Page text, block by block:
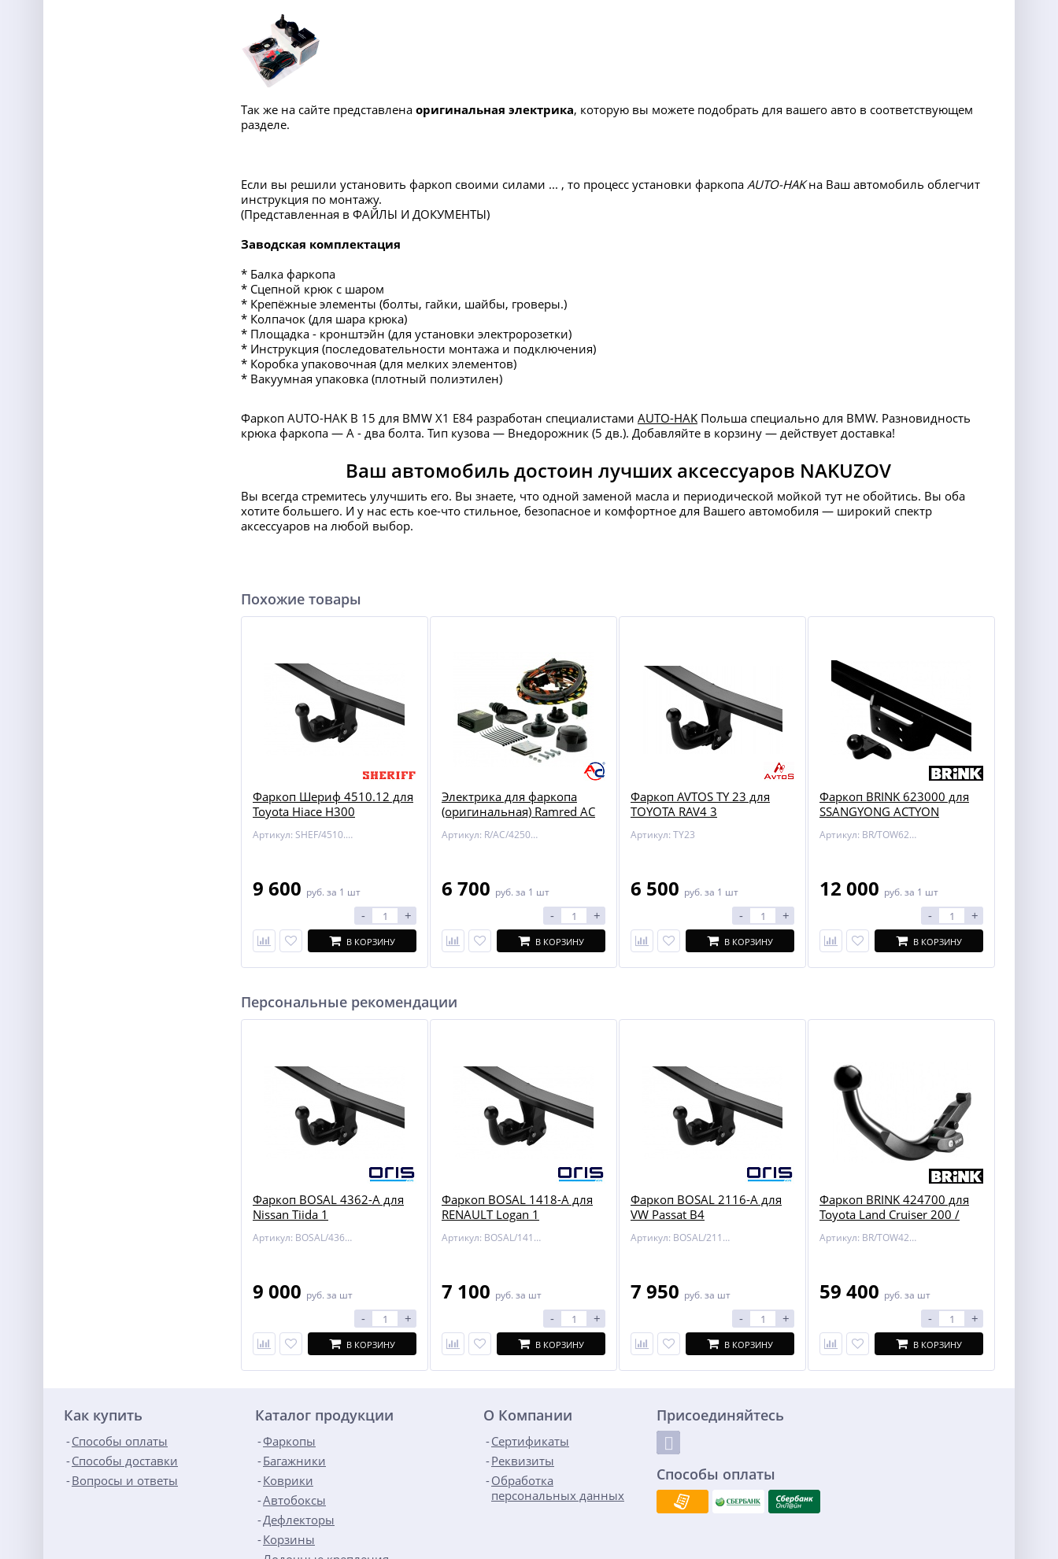
Так же на сайте представлена оригинальная электрика, которую вы можете подобрать для вашего авто в соответствующем
разделе.
Если вы решили установить фаркоп своими силами ... , то процесс установки фаркопа AUTO-HAKна Ваш автомобиль облегчит
инструкция по монтажу.
(Представленная в ФАЙЛЫ И ДОКУМЕНТЫ)
Заводская комплектация
* Балка фаркопа
* Сцепной крюк с шаром
* Крепёжные элементы (болты, гайки, шайбы, гроверы.)
* Колпачок (для шара крюка)
* Площадка - кронштэйн (для установки электророзетки)
* Инструкция (последовательности монтажа и подключения)
* Коробка упаковочная (для мелких элементов)
* Вакуумная упаковка (плотный полиэтилен)
Фаркоп AUTO-HAK B 15 для BMW X1 E84 разработан специалистами AUTO-HAK Польша специально для BMW. Разновидность
крюка фаркопа — А - два болта. Тип кузова — Внедорожник (5 дв.). Добавляйте в корзину — действует доставка!
Ваш автомобиль достоин лучших аксессуаров NAKUZOV
Вы всегда стремитесь улучшить его. Вы знаете, что одной заменой масла и периодической мойкой тут не обойтись. Вы оба
хотите большего. И у нас есть кое-что стильное, безопасное и комфортное для Вашего автомобиля — широкий спектр
аксессуаров на любой выбор.
Похожие товары
Фаркоп Шериф 4510.12 для
Toyota Hiace H300
Артикул: SHEF/4510.12
9 600 руб. за 1 шт
- +
В КОРЗИНУ
Электрика для фаркопа
(оригинальная) Ramred AC
VW / Skoda
Артикул: R/AC/425007-T
6 700 руб. за 1 шт
- +
В КОРЗИНУ
Фаркоп AVTOS TY 23 для
TOYOTA RAV4 3
Артикул: TY23
6 500 руб. за 1 шт
- +
В КОРЗИНУ
Фаркоп BRINK 623000 для
SSANGYONG ACTYON
Артикул: BR/TOW623000
12 000 руб. за 1 шт
- +
В КОРЗИНУ
Персональные рекомендации
Фаркоп BOSAL 4362-A для
Nissan Tiida 1
Артикул: BOSAL/4362-A
9 000 руб. за шт
- +
В КОРЗИНУ
Фаркоп BOSAL 1418-A для
RENAULT Logan 1
Артикул: BOSAL/1418-A
7 100 руб. за шт
- +
В КОРЗИНУ
Фаркоп BOSAL 2116-A для
VW Passat B4
Артикул: BOSAL/2116-A
7 950 руб. за шт
- +
В КОРЗИНУ
Фаркоп BRINK 424700 для
Toyota Land Cruiser 200 /
Артикул: BR/TOW424700
59 400 руб. за шт
- +
В КОРЗИНУ
Как купить
Способы оплаты
Способы доставки
Вопросы и ответы
Каталог продукции
Фаркопы
Багажники
Коврики
Автобоксы
Дефлекторы
Корзины
О Компании
Сертификаты
Реквизиты
Обработка
персональных данных
Присоединяйтесь
Способы оплаты